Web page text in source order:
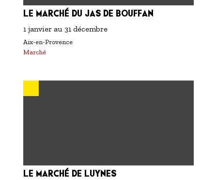
LE MARCHÉ DU JAS DE BOUFFAN
1 janvier au 31 décembre
Aix-en-Provence
Marché
LE MARCHÉ DE LUYNES